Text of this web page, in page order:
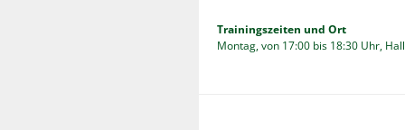
Trainingszeiten und Ort
Montag, von 17:00 bis 18:30 Uhr,